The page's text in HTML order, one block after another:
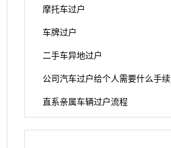
摩托车过户
车牌过户
二手车异地过户
公司汽车过户给个人需要什么手续
直系亲属车辆过户流程